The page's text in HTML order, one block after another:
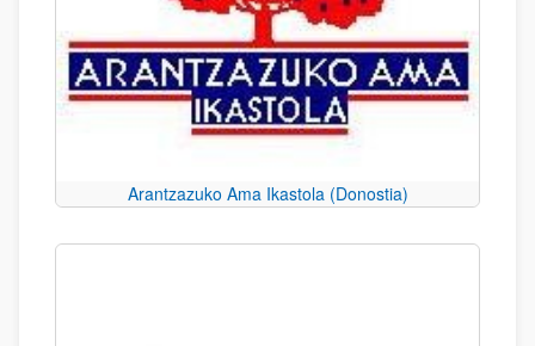
Arantzazuko Ama Ikastola (Donostia)